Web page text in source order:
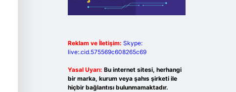
Reklam ve İletişim: Skype:
live:.cid.575569c608265c69
Yasal Uyarı: Bu internet sitesi, herhangi
bir marka, kurum veya şahıs şirketi ile
hiçbir bağlantısı bulunmamaktadır.